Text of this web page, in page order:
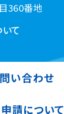
360番地
て
い合わせ
請について